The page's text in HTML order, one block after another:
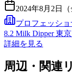
2024年8月2日（
プロフェッシ
8.2 Milk Dipper 東
詳細を見る
周辺・関連